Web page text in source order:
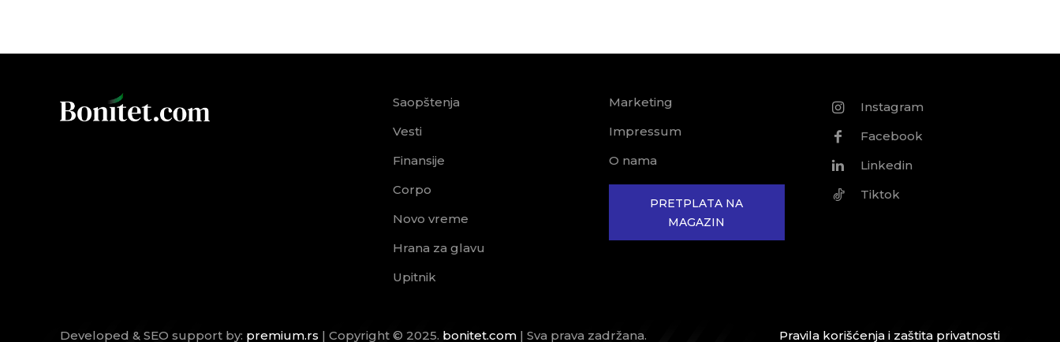
Saopštenja
Vesti
Finansije
Corpo
Novo vreme
Hrana za glavu
Upitnik
Marketing
Impressum
O nama
PRETPLATA NA
MAGAZIN
Instagram
Facebook
Linkedin
Tiktok
Developed & SEO support by: premium.rs | Copyright © 2025. bonitet.com | Sva prava zadržana. Pravila korišćenja i zaštita privatnosti